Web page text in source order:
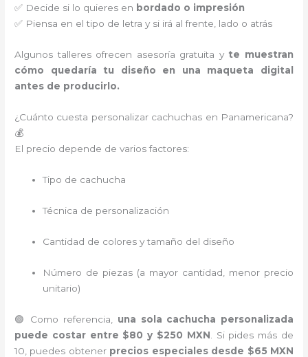
✅ Decide si lo quieres en bordado o impresión
✅ Piensa en el tipo de letra y si irá al frente, lado o atrás
Algunos talleres ofrecen asesoría gratuita y te muestran
cómo quedaría tu diseño en una maqueta digital
antes de producirlo.
¿Cuánto cuesta personalizar cachuchas en Panamericana?
💰
El precio depende de varios factores:
Tipo de cachucha
Técnica de personalización
Cantidad de colores y tamaño del diseño
Número de piezas (a mayor cantidad, menor precio
unitario)
🟢 Como referencia, una sola cachucha personalizada
puede costar entre $80 y $250 MXN . Si pides más de
10, puedes obtener precios especiales desde $65 MXN